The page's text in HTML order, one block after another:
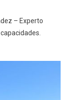
– Experto